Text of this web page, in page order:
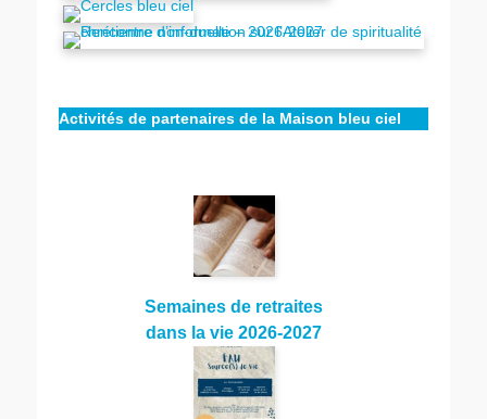
Activités de partenaires de la Maison bleu ciel
Semaines de retraites
dans la vie 2026-2027